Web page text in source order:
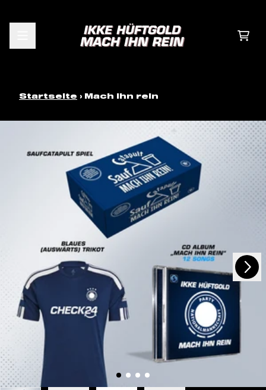
Startseite › Mach ihn rein
vorheriges
nächstes